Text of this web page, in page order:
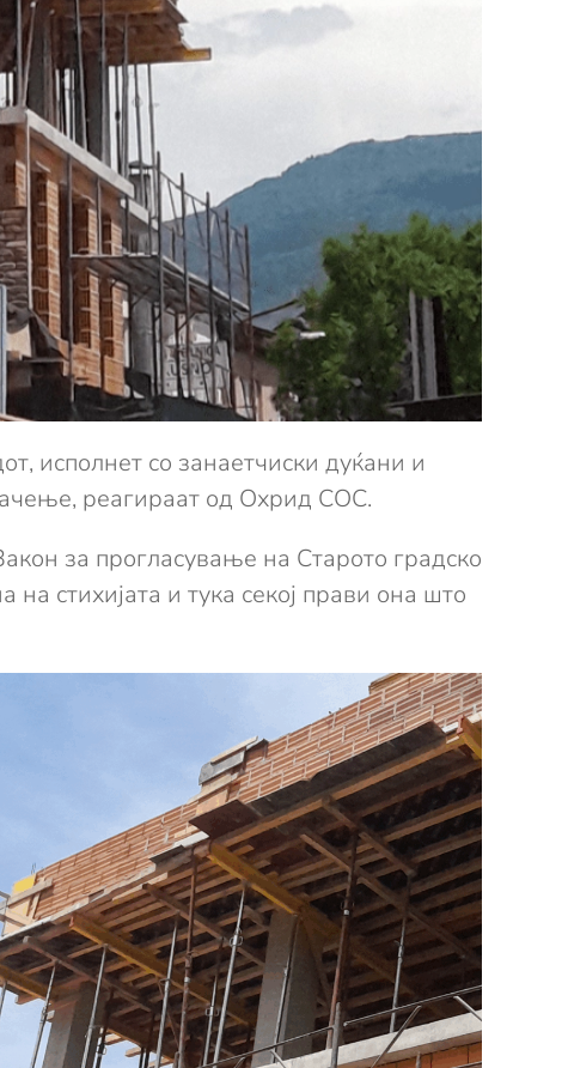
исполнет со занаетчиски дуќани и
реагираат од Охрид СОС.
за прогласување на Старото градско
стихијата и тука секој прави она што